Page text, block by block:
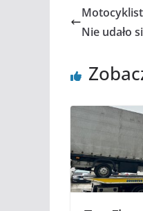
Nie udało